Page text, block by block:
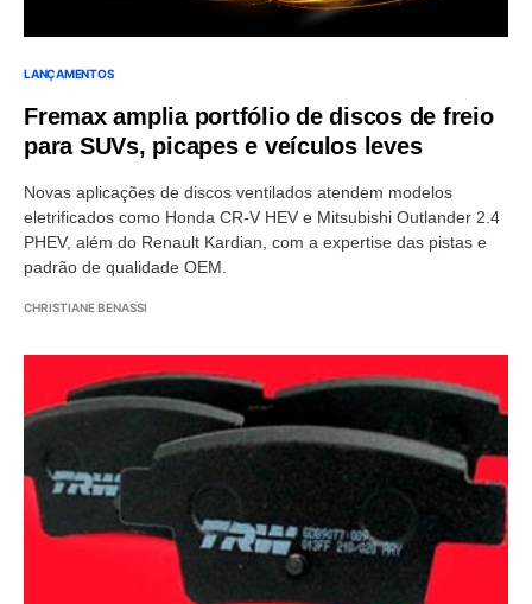
LANÇAMENTOS
Fremax amplia portfólio de discos de freio
para SUVs, picapes e veículos leves
Novas aplicações de discos ventilados atendem modelos
eletrificados como Honda CR-V HEV e Mitsubishi Outlander 2.4
PHEV, além do Renault Kardian, com a expertise das pistas e
padrão de qualidade OEM.
CHRISTIANE BENASSI